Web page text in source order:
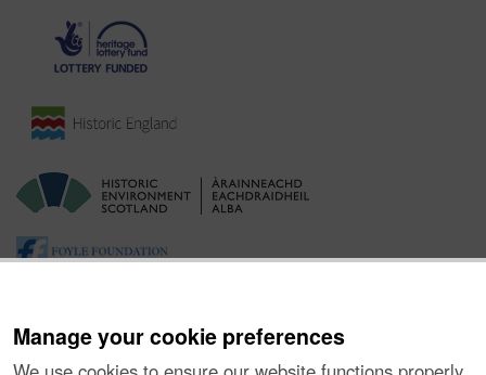
Manage your cookie preferences